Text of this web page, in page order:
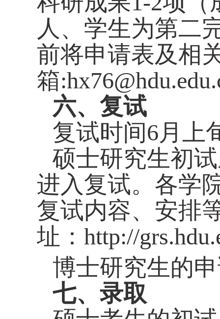
人、学生为第二
前将申请表及相
箱
六、复试
复试时间6月上
硕士研究生初
进入复试。各学
复试内容、安排
址： http://
博士研究生的
七、录取